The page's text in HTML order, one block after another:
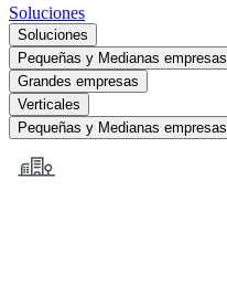
Soluciones
Soluciones
Pequeñas y Medianas empresas
Grandes empresas
Verticales
Pequeñas y Medianas empresas